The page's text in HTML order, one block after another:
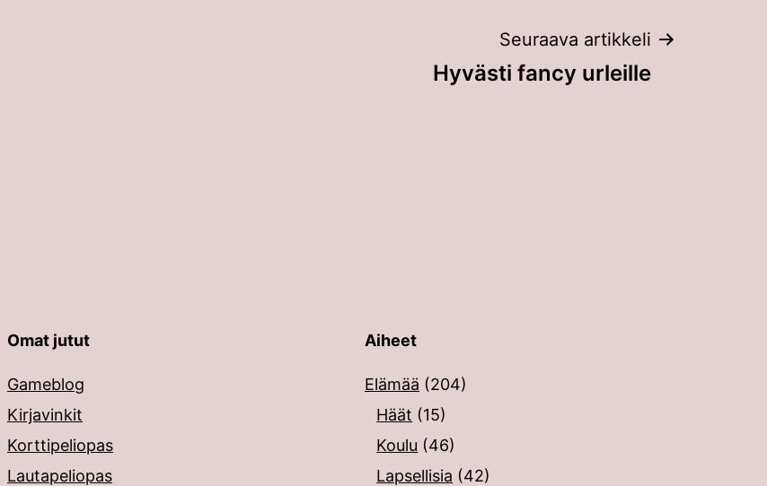
Seuraava artikkeli
Hyvästi fancy urleille
ylös ja alas ja siirtyä halutulle sivulle enterin painalluksella. Kosketusnäytöllisten laitteiden
Omat jutut
Gameblog
Kirjavinkit
Korttipeliopas
Lautapeliopas
Aiheet
Elämää (204)
Häät (15)
Koulu (46)
Lapsellisia (42)